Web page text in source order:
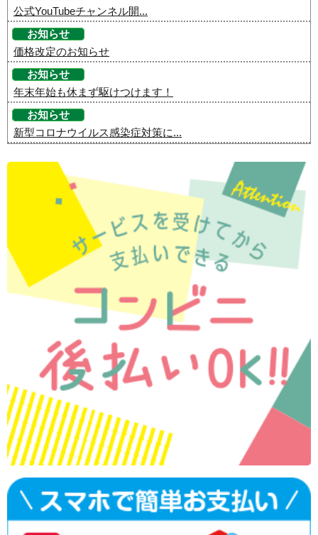
公式YouTubeチャンネル開...
お知らせ
価格改定のお知らせ
お知らせ
年末年始も休まず駆けつけます！
お知らせ
新型コロナウイルス感染症対策に...